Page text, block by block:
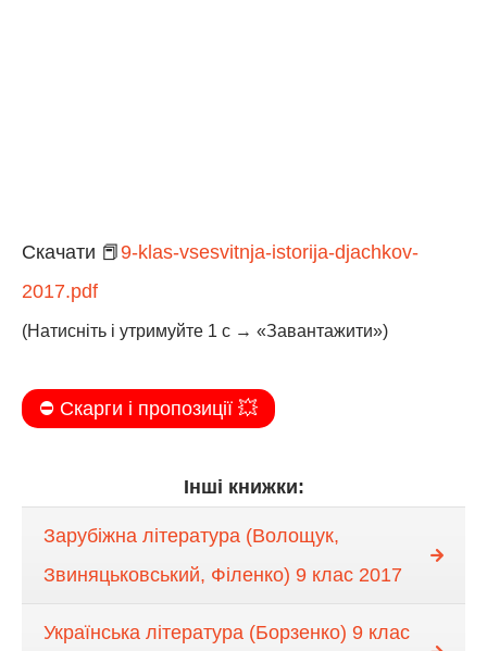
Скачати 📕9-klas-vsesvitnja-istorija-djachkov-
2017.pdf
(Натисніть і утримуйте 1 с → «Завантажити»)
⛔️ Скарги і пропозиції 💥
Інші книжки:
Зарубіжна література (Волощук,
Звиняцьковський, Філенко) 9 клас 2017
Українська література (Борзенко) 9 клас